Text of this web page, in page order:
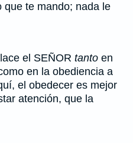
que te mando; nada le
el SEÑOR tanto en
en la obediencia a
el obedecer es mejor
atención, que la